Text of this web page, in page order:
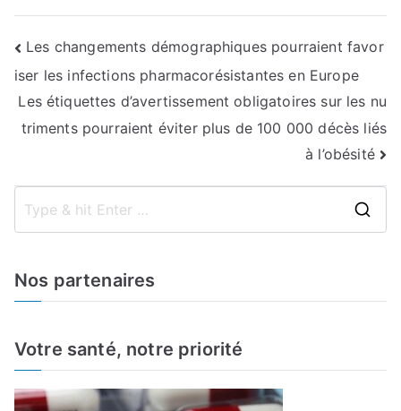
Navigation
de
l’article
Les changements démographiques pourraient favor
iser les infections pharmacorésistantes en Europe
Les étiquettes d’avertissement obligatoires sur les nu
triments pourraient éviter plus de 100 000 décès liés
à l’obésité
f
Nos partenaires
Votre santé, notre priorité